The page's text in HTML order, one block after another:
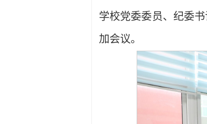
学校党委委员、纪委
加会议。